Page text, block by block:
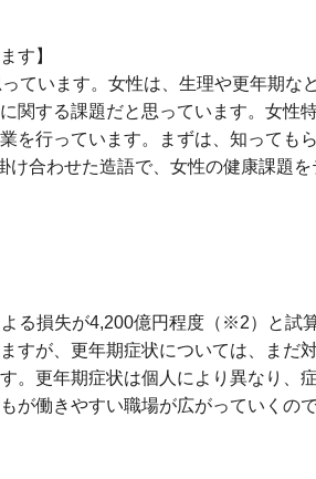
す】
います。女性は、生理や更年期な
する課題だと思っています。女性
行っています。まずは、知っても
合わせた造語で、女性の健康課題
る損失が4,200億円程度（※2）と試
が、更年期症状については、まだ
。更年期症状は個人により異なり、
働きやすい職場が広がっていくの